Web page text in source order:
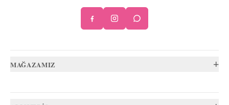
MAĞAZAMIZ +